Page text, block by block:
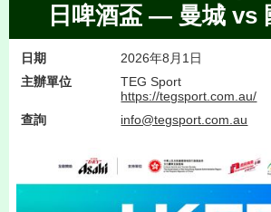
日啤酒盃 — 曼城 vs
日期
2026年8月1日
主辦單位
TEG Sport
https://tegsport.com.au/
查詢
info@tegsport.com.au